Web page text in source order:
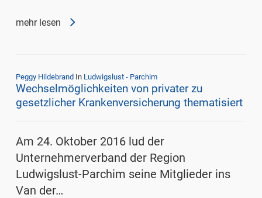
mehr lesen
Peggy Hildebrand In Ludwigslust - Parchim
Wechselmöglichkeiten von privater zu
gesetzlicher Krankenversicherung thematisiert
Am 24. Oktober 2016 lud der
Unternehmerverband der Region
Ludwigslust-Parchim seine Mitglieder ins
Van der…